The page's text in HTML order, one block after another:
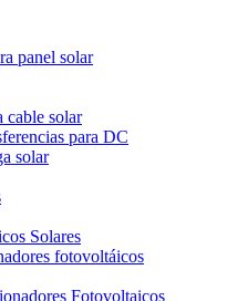
panel solar
cable solar
para DC
solar
Solares
fotovoltáicos
Fotovoltaicos